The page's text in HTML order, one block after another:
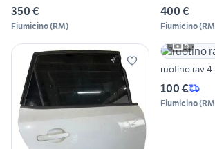
350 €
Fiumicino(RM)
400 €
Fiumicino(RM
5
ruotino rav 4
100 €
Fiumicino(RM